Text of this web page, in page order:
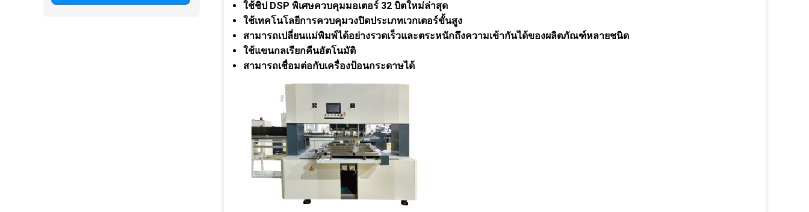
ใช้ชิป DSP พิเศษควบคุมมอเตอร์ 32 บิตใหม่ล่าสุด
ใช้เทคโนโลยีการควบคุมวงปิดประเภทเวกเตอร์ขั้นสูง
สามารถเปลี่ยนแม่พิมพ์ได้อย่างรวดเร็วและตระหนักถึงความเข้ากันได้ของผลิตภัณฑ์หลายชนิด
ใช้แขนกลเรียกคืนอัตโนมัติ
สามารถเชื่อมต่อกับเครื่องป้อนกระดาษได้